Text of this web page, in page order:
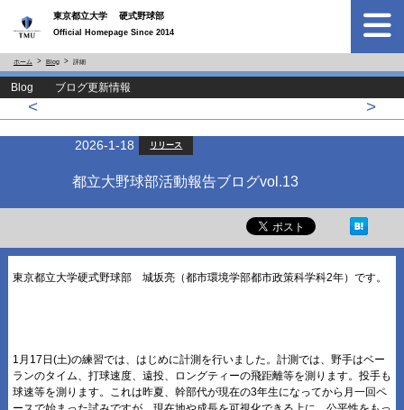
東京都立大学 硬式野球部
Official Homepage Since 2014
ホーム Blog 詳細
Blog ブログ更新情報
< >
2026-1-18 リリース
都立大野球部活動報告ブログvol.13
東京都立大学硬式野球部 城坂亮（都市環境学部都市政策科学科2年）です。
1月17日(土)の練習では、はじめに計測を行いました。計測では、野手はベー
ランのタイム、打球速度、遠投、ロングティーの飛距離等を測ります。投手も
球速等を測ります。これは昨夏、幹部代が現在の3年生になってから月一回ペ